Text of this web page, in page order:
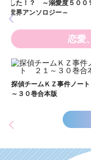
恋愛
探偵チームＫＺ事件ノー
～４０巻合本版